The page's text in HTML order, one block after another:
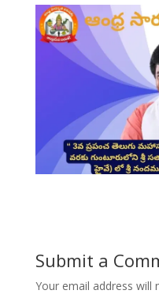
Submit a
Your email address will